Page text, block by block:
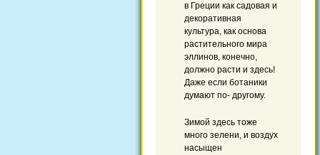
в Греции как садовая и
декоративная
культура, как основа
растительного мира
эллинов, конечно,
должно расти и здесь!
Даже если ботаники
думают по- другому.
Зимой здесь тоже
много зелени, и воздух
насыщен